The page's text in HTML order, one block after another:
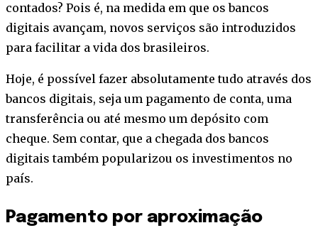
contados? Pois é, na medida em que os bancos
digitais avançam, novos serviços são introduzidos
para facilitar a vida dos brasileiros.
Hoje, é possível fazer absolutamente tudo através dos
bancos digitais, seja um pagamento de conta, uma
transferência ou até mesmo um depósito com
cheque. Sem contar, que a chegada dos bancos
digitais também popularizou os investimentos no
país.
Pagamento por aproximação